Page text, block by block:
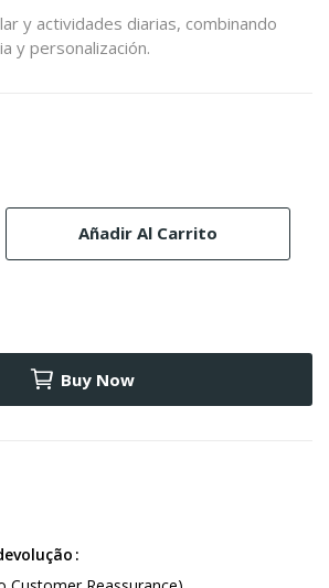
y actividades diarias, combinando
y personalización.
Añadir Al Carrito
Buy Now